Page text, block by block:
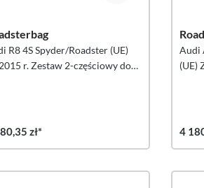
R8 4S Spyder/Roadster (UE)
r. Zestaw 2-częściowy do
zł*
Audi
(UE)
4